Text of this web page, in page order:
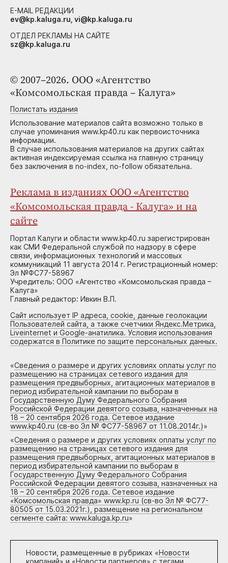
© 2007–2026. ООО «Агентство
«Комсомольская правда – Калуга»
Полистать издания
Использование материалов сайта возможно только в
случае упоминания www.kp40.ru как первоисточника
информации.
В случае использования материалов на других сайтах
активная индексируемая ссылка на главную страницу
без заключения в no-index, no-follow обязательна.
Реклама в изданиях ООО «Агентство
«Комсомольская правда - Калуга» и на
сайте
Портал Калуги и области www.kp40.ru зарегистрирован
как СМИ Федеральной службой по надзору в сфере
связи, информационных технологий и массовых
коммуникаций 11 августа 2014 г. Регистрационный номер:
Эл №ФС77-58967
Учредитель: ООО «Агентство «Комсомольская правда –
Калуга»
Главный редактор: Ивкин В.П.
Сайт использует IP адреса, cookie, данные геолокации
Пользователей сайта, а также счетчики Яндекс.Метрика,
Liveinternet и Google-анатилика. Условия использования
содержатся в Политике по защите персональных данных.
«Сведения о размере и других условиях оплаты услуг по
размещению на страницах сетевого издания для
размещения предвыборных, агитационных материалов в
период избирательной кампании по выборам в
Государственную Думу Федерального Собрания
Российской Федерации девятого созыва, назначенных на
18 – 20 сентября 2026 года. Сетевое издание
www.kp40.ru (св-во Эл № ФС77-58967 от 11.08.2014г.)»
«Сведения о размере и других условиях оплаты услуг по
размещению на страницах сетевого издания для
размещения предвыборных, агитационных материалов в
период избирательной кампании по выборам в
Государственную Думу Федерального Собрания
Российской Федерации девятого созыва, назначенных на
18 – 20 сентября 2026 года. Сетевое издание
«Комсомольская правда» www.kp.ru (св-во Эл № ФС77-
80505 от 15.03.2021г.), размещение на региональном
сегменте сайта: www.kaluga.kp.ru»
Новости, размещенные в рубриках «Новости
компаний» и «Новости партнеров» с тегами
E-MAIL РЕДАКЦИИ
ev@kp.kaluga.ru, vi@kp.kaluga.ru
ОТДЕЛ РЕКЛАМЫ НА САЙТЕ
sz@kp.kaluga.ru